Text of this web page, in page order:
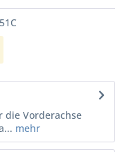
die Vorderachse
mehr